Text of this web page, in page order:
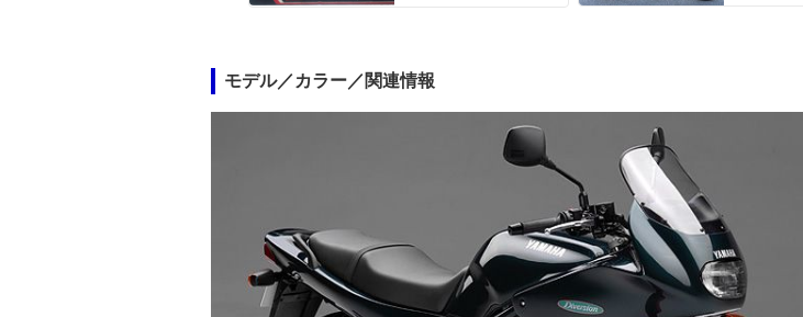
モデル／カラー／関連情報